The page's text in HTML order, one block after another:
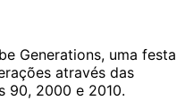
Generations, uma festa
através das
90, 2000 e 2010.